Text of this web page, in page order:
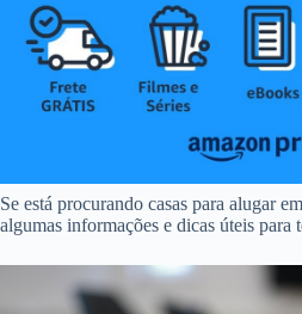
Se está procurando casas para alugar
algumas informações e dicas úteis para